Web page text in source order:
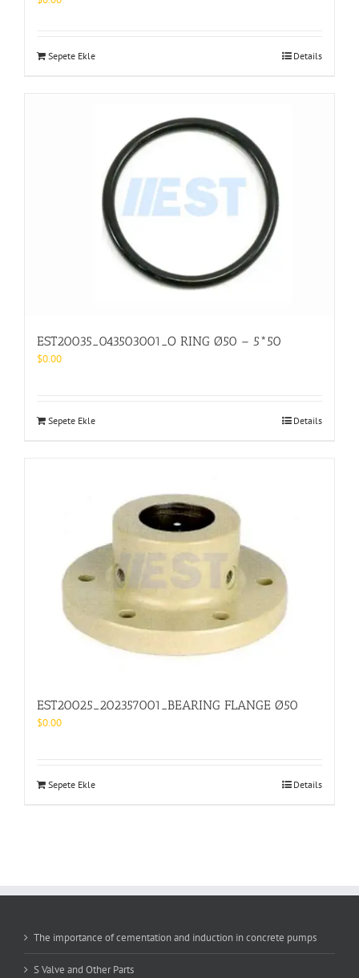
Sepete Ekle Details
EST20035_043503001_O RING Ø50 – 5*50
$0.00
Sepete Ekle Details
EST20025_202357001_BEARING FLANGE Ø50
$0.00
Sepete Ekle Details
The importance of cementation and induction in concrete pumps
S Valve and Other Parts